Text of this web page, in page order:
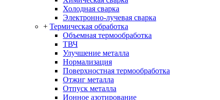
Холодная сварка
Электронно-лучевая сварка
+ Термическая обработка
Объемная термообработка
ТВЧ
Улучшение металла
Нормализация
Поверхностная термообработка
Отжиг металла
Отпуск металла
Ионное азотирование